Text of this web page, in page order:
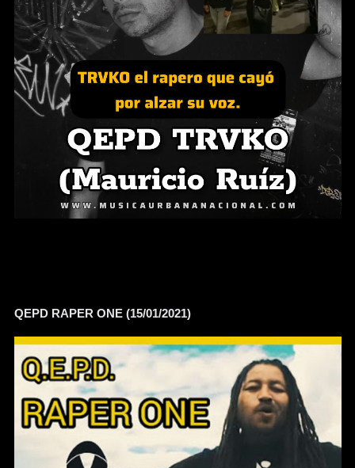
QEPD RAPER ONE (15/01/2021)